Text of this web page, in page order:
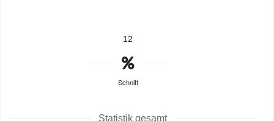
12
Schnitt
Statistik gesamt